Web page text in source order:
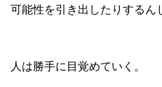
可能性を引き出したりするん
人は勝手に目覚めていく。